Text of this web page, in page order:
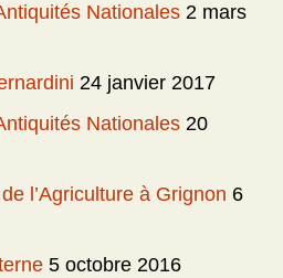
Nationales 2 mars
24 janvier 2017
Nationales 20
l’Agriculture à Grignon 6
5 octobre 2016